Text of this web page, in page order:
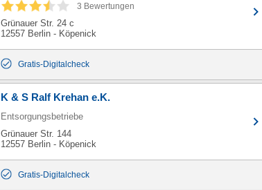
3 Bewertungen
Grünauer Str. 24 c
12557 Berlin - Köpenick
Gratis-Digitalcheck
K & S Ralf Krehan e.K.
Entsorgungsbetriebe
Grünauer Str. 144
12557 Berlin - Köpenick
Gratis-Digitalcheck